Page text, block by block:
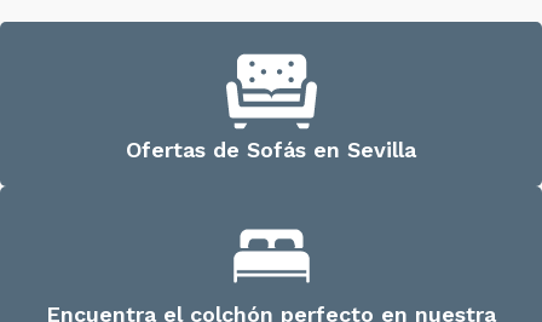
Ofertas de Sofás en Sevilla
Encuentra el colchón perfecto en nuestra